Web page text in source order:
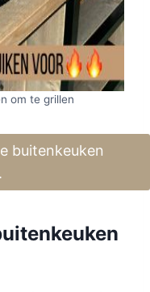
om te grillen
buitenkeuken